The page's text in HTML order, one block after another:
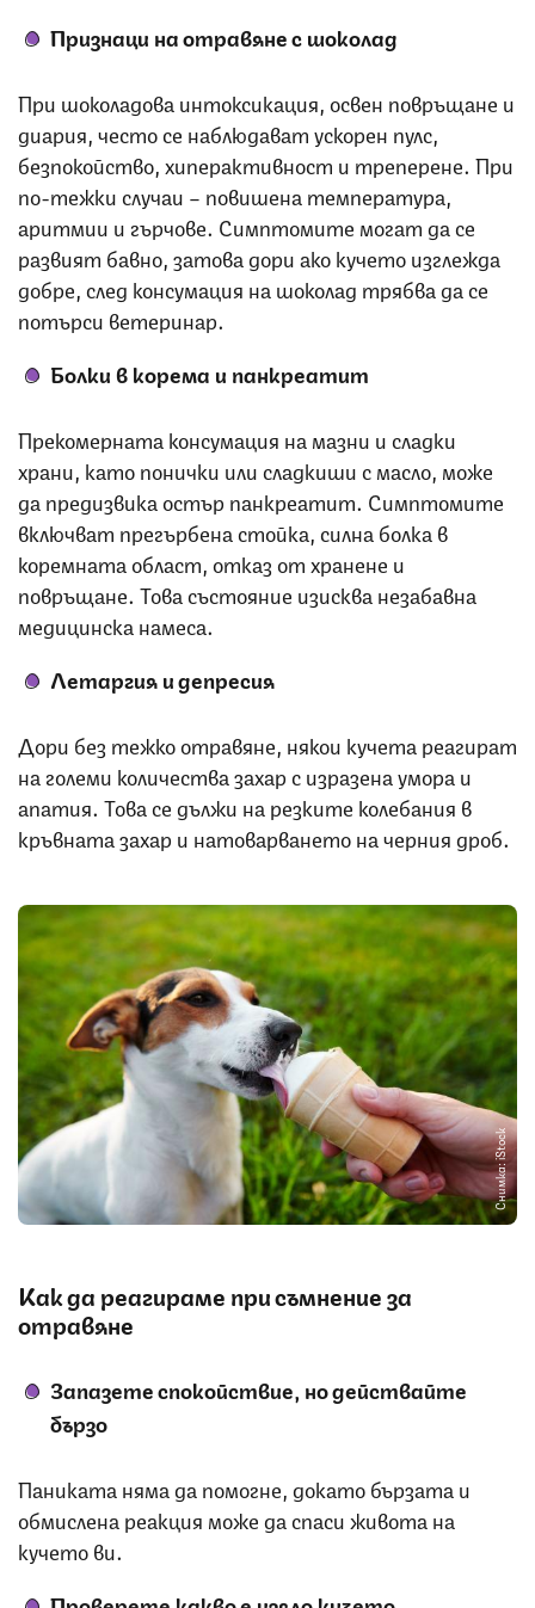
Признаци на отравяне с шоколад
При шоколадова интоксикация, освен повръщане и
диария, често се наблюдават ускорен пулс,
безпокойство, хиперактивност и треперене. При
по-тежки случаи – повишена температура,
аритмии и гърчове. Симптомите могат да се
развият бавно, затова дори ако кучето изглежда
добре, след консумация на шоколад трябва да се
потърси ветеринар.
Болки в корема и панкреатит
Прекомерната консумация на мазни и сладки
храни, като понички или сладкиши с масло, може
да предизвика остър панкреатит. Симптомите
включват прегърбена стойка, силна болка в
коремната област, отказ от хранене и
повръщане. Това състояние изисква незабавна
медицинска намеса.
Летаргия и депресия
Дори без тежко отравяне, някои кучета реагират
на големи количества захар с изразена умора и
апатия. Това се дължи на резките колебания в
кръвната захар и натоварването на черния дроб.
Снимка: iStock
Как да реагираме при съмнение за
отравяне
Запазете спокойствие, но действайте
бързо
Паниката няма да помогне, докато бързата и
обмислена реакция може да спаси живота на
кучето ви.